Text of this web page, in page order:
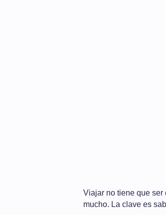
Viajar no tiene que ser
mucho. La clave es